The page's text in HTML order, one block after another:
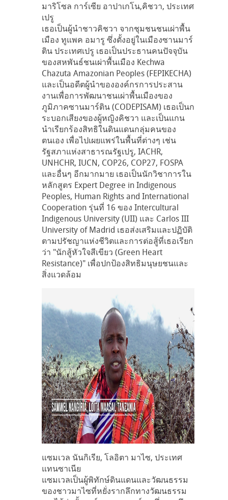
มาริโซล การ์เซีย อาปาเกโน,คิชวา, ประเทศ
เปรู
เธอเป็นผู้นำชาวคิชวา จากชุมชนชนเผ่าพื้น
เมือง ทูแพค อมารู ซึ่งตั้งอยู่ในเมืองซานมาร์
ติน ประเทศเปรู เธอเป็นประธานคนปัจจุบัน
ของสหพันธ์ชนเผ่าพื้นเมือง Kechwa
Chazuta Amazonian Peoples (FEPIKECHA)
และเป็นอดีตผู้นำขององค์กรการประสาน
งานเพื่อการพัฒนาชนเผ่าพื้นเมืองของ
ภูมิภาคซานมาร์ติน (CODEPISAM) เธอเป็นก
ระบอกเสียงของผู้หญิงคิชวา และเป็นแกน
นำเรียกร้องสิทธิในดินแดนกลุ่มคนของ
ตนเอง เพื่อไปเผยแพร่ในพื้นที่ต่างๆ เช่น
รัฐสภาแห่งสาธารณรัฐเปรู, IACHR,
UNHCHR, IUCN, COP26, COP27, FOSPA
และอื่นๆ อีกมากมาย เธอเป็นนักวิชาการใน
หลักสูตร Expert Degree in Indigenous
Peoples, Human Rights and International
Cooperation รุ่นที่ 16 ของ Intercultural
Indigenous University (UII) และ Carlos III
University of Madrid เธอส่งเสริมและปฏิบัติ
ตามปรัชญาแห่งชีวิตและการต่อสู้ที่เธอเรียก
ว่า "นักสู้หัวใจสีเขียว (Green Heart
Resistance)" เพื่อปกป้องสิทธิมนุษยชนและ
สิ่งแวดล้อม
แซมเวล นันกิเรีย, โลอิตา มาไซ, ประเทศ
แทนซาเนีย
แซมเวลเป็นผู้พิทักษ์ดินแดนและวัฒนธรรม
ของชาวมาไซที่หยั่งรากลึกทางวัฒนธรรม